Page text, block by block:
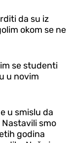
da su iz
okom se ne
se studenti
u novim
u smislu da
smo
godina